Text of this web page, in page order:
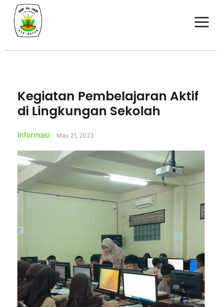
Kegiatan Pembelajaran Aktif
di Lingkungan Sekolah
Informasi May 21, 2023